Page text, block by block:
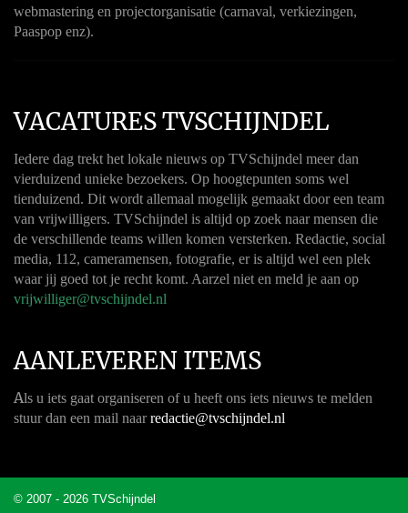
webmastering en projectorganisatie (carnaval, verkiezingen,
Paaspop enz).
VACATURES TVSCHIJNDEL
Iedere dag trekt het lokale nieuws op TVSchijndel meer dan
vierduizend unieke bezoekers. Op hoogtepunten soms wel
tienduizend. Dit wordt allemaal mogelijk gemaakt door een team
van vrijwilligers. TVSchijndel is altijd op zoek naar mensen die
de verschillende teams willen komen versterken. Redactie, social
media, 112, cameramensen, fotografie, er is altijd wel een plek
waar jij goed tot je recht komt. Aarzel niet en meld je aan op
vrijwilliger@tvschijndel.nl
AANLEVEREN ITEMS
Als u iets gaat organiseren of u heeft ons iets nieuws te melden
stuur dan een mail naar redactie@tvschijndel.nl
© 2007 - 2026 TVSchijndel